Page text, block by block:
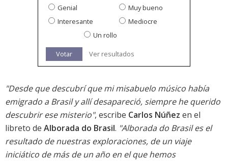
Genial
Muy bueno
Interesante
Mediocre
Un rollo
Votar Ver resultados
"Desde que descubrí que mi misabuelo músico había
emigrado a Brasil y allí desapareció, siempre he querido
descubrir ese misterio", escribe Carlos Núñez en el
libreto de Alborada do Brasil. "Alborada do Brasil es el
resultado de nuestras exploraciones, de un viaje
iniciático de más de un año en el que hemos